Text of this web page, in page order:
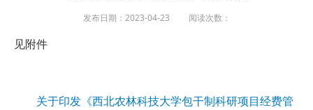
发布日期：2023-04-23 阅读次数：
见附件
关于印发《西北农林科技大学包干制科研项目经费管